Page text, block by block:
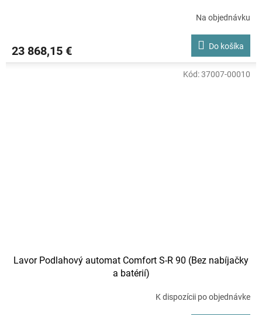
Na objednávku
23 868,15 € Do košíka
Lavor Podlahový automat Comfort S-R 90 (Bez nabíjačky
a batérií)
K dispozícii po objednávke
Kód:37007-00010